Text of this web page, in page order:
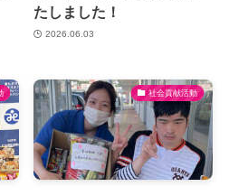
たしました！
2026.06.03
社会貢献活動